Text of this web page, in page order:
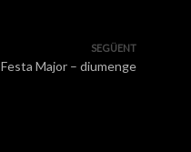
SEGÜENT
Festa Major – diumenge